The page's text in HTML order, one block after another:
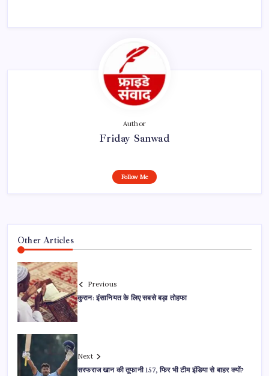
Author
Friday Sanwad
Follow Me
Other Articles
Previous
कुरान: इंसानियत के लिए सबसे बड़ा तोहफा
Next
सरफराज खान की तूफानी 157, फिर भी टीम इंडिया से बाहर क्यों?